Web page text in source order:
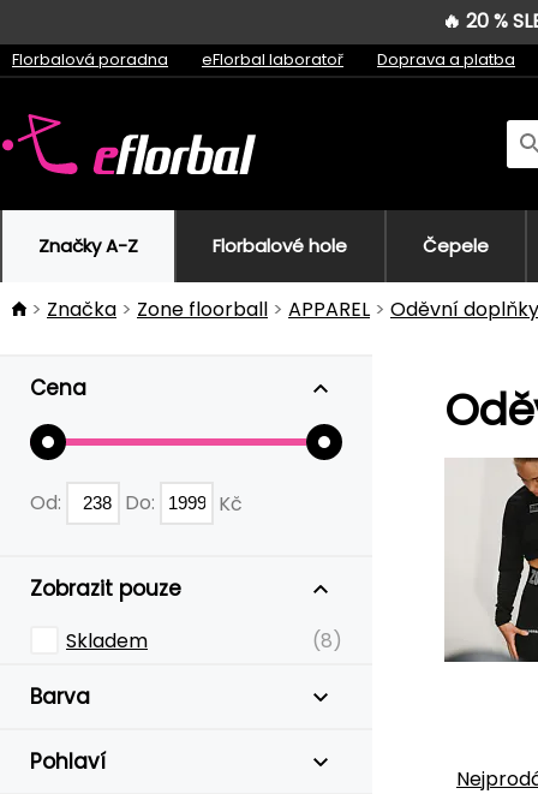
🔥 20 %
Florbalová poradna eFlorbal laboratoř Doprava a platba
Značky A-Z Florbalové hole Čepele
Značka Zone floorball APPAREL Oděvní doplňky
Cena
Od: Do: Kč
Zobrazit pouze
Skladem (8)
Barva
Pohlaví